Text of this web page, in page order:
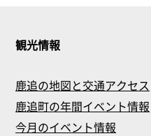
観光情報
鹿追の地図と交通アクセス
鹿追町の年間イベント情報
今月のイベント情報